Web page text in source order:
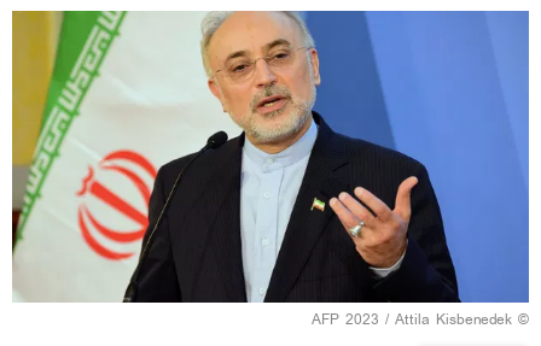
© AFP 2023 / Attila Kisbenedek